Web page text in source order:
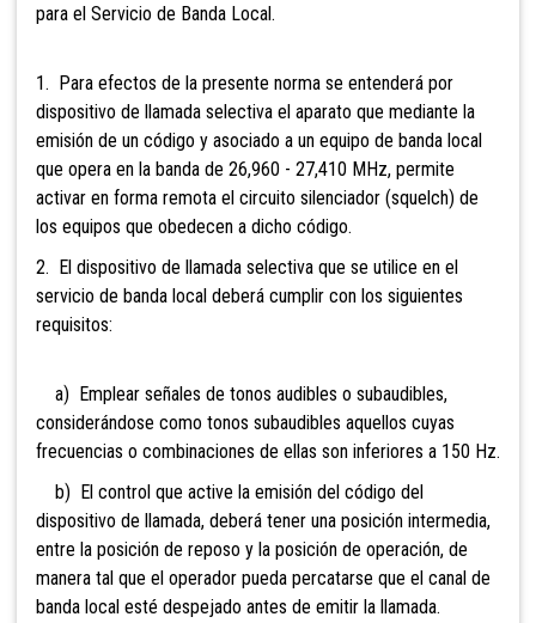
para el Servicio de Banda Local.
1. Para efectos de la presente norma se entenderá por
dispositivo de llamada selectiva el aparato que mediante la
emisión de un código y asociado a un equipo de banda local
que opera en la banda de 26,960 - 27,410 MHz, permite
activar en forma remota el circuito silenciador (squelch) de
los equipos que obedecen a dicho código.
2. El dispositivo de llamada selectiva que se utilice en el
servicio de banda local deberá cumplir con los siguientes
requisitos:
a) Emplear señales de tonos audibles o subaudibles,
considerándose como tonos subaudibles aquellos cuyas
frecuencias o combinaciones de ellas son inferiores a 150 Hz.
b) El control que active la emisión del código del
dispositivo de llamada, deberá tener una posición intermedia,
entre la posición de reposo y la posición de operación, de
manera tal que el operador pueda percatarse que el canal de
banda local esté despejado antes de emitir la llamada.